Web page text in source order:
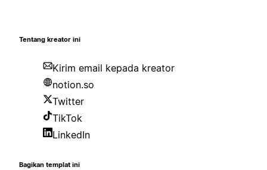
Tentang kreator ini
Kirim email kepada kreator
notion.so
Twitter
TikTok
LinkedIn
Bagikan templat ini